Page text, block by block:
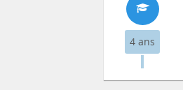
4 ans